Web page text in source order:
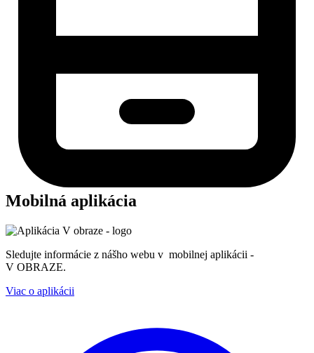
Mobilná aplikácia
Sledujte informácie z nášho webu v mobilnej aplikácii -
V OBRAZE.
Viac o aplikácii